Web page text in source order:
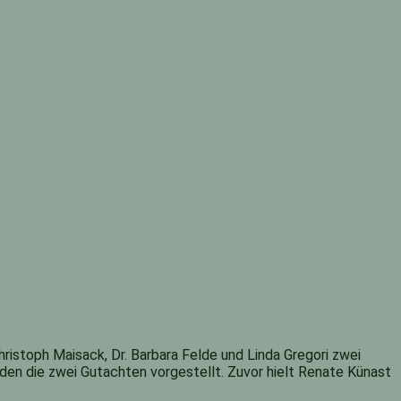
Maisack, Dr. Barbara Felde und Linda Gregori zwei
die zwei Gutachten vorgestellt. Zuvor hielt Renate Künast